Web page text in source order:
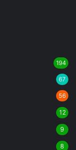
194
67
56
12
9
8